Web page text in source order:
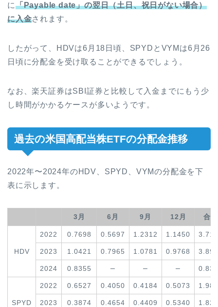
に「Payable date」の翌日（土日、祝日がない場合）
に入金されます。
したがって、HDVは6月18日頃、SPYDとVYMは6月26
日頃に分配金を受け取ることができるでしょう。
なお、楽天証券はSBI証券と比較して入金までにもう少
し時間がかかるケースが多いようです。
過去の米国高配当株ETFの分配金推移
2022年〜2024年のHDV、SPYD、VYMの分配金を下
表に示します。
3月 6月 9月 12月 合計
HDV
2022 0.7698 0.5697 1.2312 1.1450
2023 1.0421 0.7965 1.0781 0.9768
2024 0.8355 – – –
SPYD
2022 0.6527 0.4050 0.4184 0.5073
2023 0.3874 0.4654 0.4409 0.5340